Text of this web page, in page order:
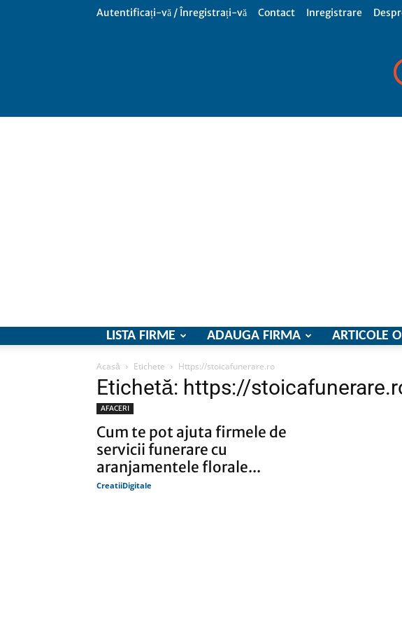
Autentificați-vă / Înregistrați-vă Contact Inregistrare
LISTA FIRME ADAUGA FIRMA ARTICOLE
Acasă Etichete Https://stoicafunerare.ro
Etichetă: https://
AFACERI
Cum te pot ajuta firmele de
servicii funerare cu
aranjamentele florale...
CreatiiDigitale